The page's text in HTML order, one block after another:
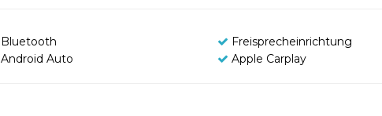
Bluetooth
Freisprecheinrichtung
Android Auto Apple Carplay